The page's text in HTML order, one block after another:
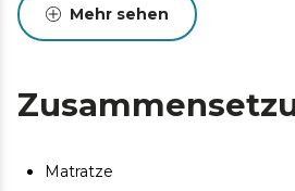
100 % im Inland hergestellt
Mehr sehen
Matratze